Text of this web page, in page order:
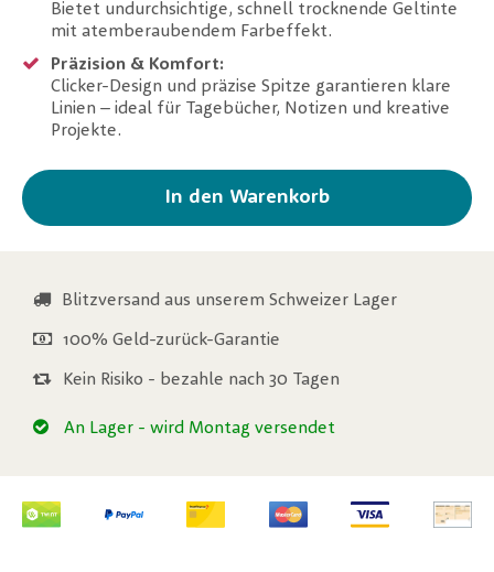
Bietet undurchsichtige, schnell trocknende Geltinte
mit atemberaubendem Farbeffekt.
Präzision & Komfort:
Clicker-Design und präzise Spitze garantieren klare
Linien – ideal für Tagebücher, Notizen und kreative
Projekte.
In den Warenkorb
Blitzversand aus unserem Schweizer Lager
100% Geld-zurück-Garantie
Kein Risiko - bezahle nach 30 Tagen
An Lager - wird Montag versendet